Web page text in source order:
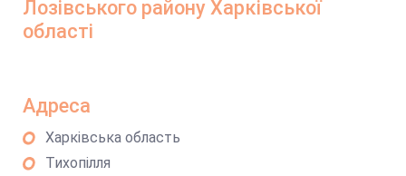
Лозівського району Харківської
області
Адреса
Харківська область
Тихопілля